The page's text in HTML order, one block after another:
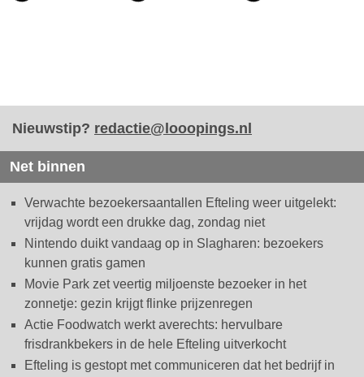
Nieuwstip? redactie@looopings.nl
Net binnen
Verwachte bezoekersaantallen Efteling weer uitgelekt:
vrijdag wordt een drukke dag, zondag niet
Nintendo duikt vandaag op in Slagharen: bezoekers
kunnen gratis gamen
Movie Park zet veertig miljoenste bezoeker in het
zonnetje: gezin krijgt flinke prijzenregen
Actie Foodwatch werkt averechts: hervulbare
frisdrankbekers in de hele Efteling uitverkocht
Efteling is gestopt met communiceren dat het bedrijf in